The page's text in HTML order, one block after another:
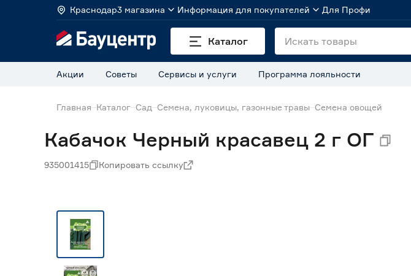
Краснодар3 магазина Информация для покупателей Для Профи
Каталог
Акции Советы Сервисы и услуги Программа лояльности
Главная Каталог Сад Семена, луковицы, газонные травы Семена овощей
Кабачок Черный красавец 2 г ОГ
935001415 Копировать ссылку